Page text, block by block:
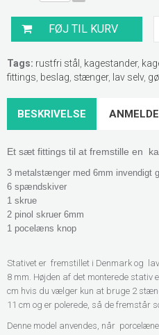
Tags: rustfri stål kagestander,
fittings beslag stænger, lav selv,
BESKRIVELSE
Et sæt fittings til at fremstille en
3 metalstænger med 6mm invendigt
6 spændskiver
1 skrue
2 pinol skruer 6mm
1 pocelæns knop
Stativet er fremstillet i Denmark og
8 mm. Højden af det monterede stativ
cm hvis du vælger kun at bruge 2
11 cm og er polerede, så de fremstår
Denne model anvendes, når